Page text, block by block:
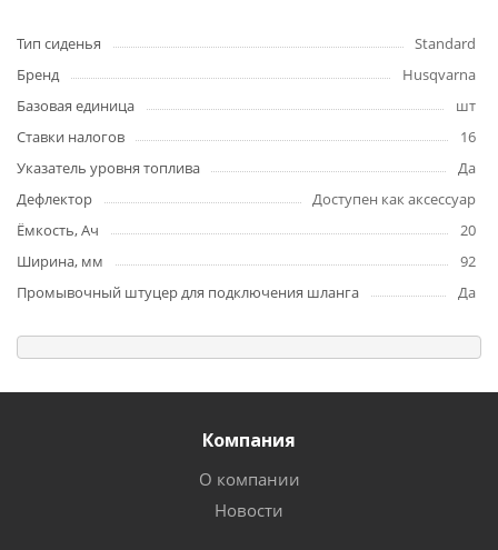
Тип сиденья
Standard
Бренд
Husqvarna
Базовая единица
шт
Ставки налогов
16
Указатель уровня топлива
Да
Дефлектор
Доступен как аксессуар
Ёмкость, Ач
20
Ширина, мм
92
Промывочный штуцер для подключения шланга
Да
Компания
О компании
Новости